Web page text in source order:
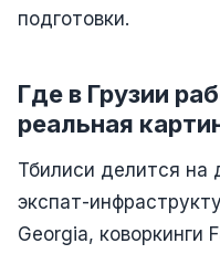
подготовки.
Где в Грузии
реальная
Тбилиси делится
экспат-
Georgia, коворкинги